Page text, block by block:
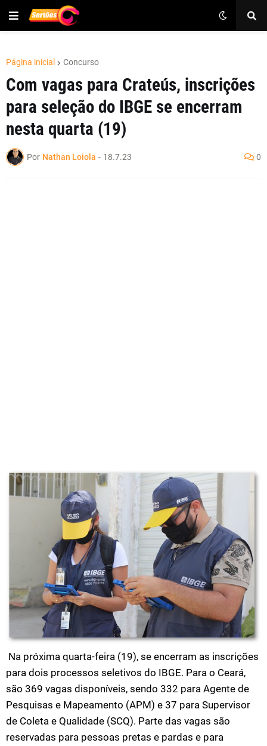
Página inicial Concurso
Com vagas para Crateús, inscrições
para seleção do IBGE se encerram
nesta quarta (19)
Por Nathan Loiola - 18.7.23 0
Na próxima quarta-feira (19), se encerram as inscrições
para dois processos seletivos do IBGE. Para o Ceará,
são 369 vagas disponíveis, sendo 332 para Agente de
Pesquisas e Mapeamento (APM) e 37 para Supervisor
de Coleta e Qualidade (SCQ). Parte das vagas são
reservadas para pessoas pretas e pardas e para